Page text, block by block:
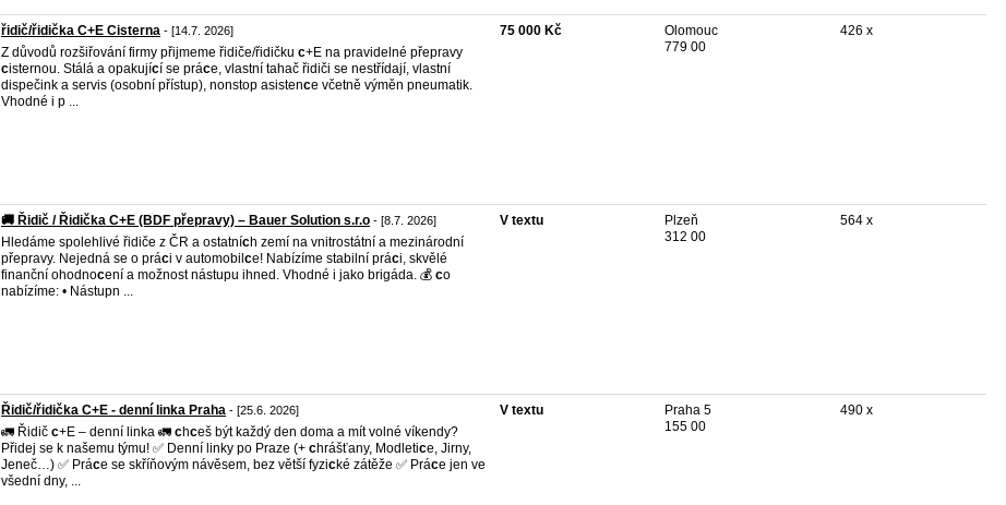
řidič/řidička C+E Cisterna - [14.7. 2026]
Z důvodů rozšiřování firmy přijmeme řidiče/řidičku c+E na pravidelné přepravy
cisternou. Stálá a opakující se práce, vlastní tahač řidiči se nestřídají, vlastní
dispečink a servis (osobní přístup), nonstop asistence včetně výměn pneumatik.
Vhodné i p ...
75 000 Kč
Olomouc
779 00
426 x
🚚 Řidič / Řidička C+E (BDF přepravy) – Bauer Solution s.r.o - [8.7. 2026]
Hledáme spolehlivé řidiče z ČR a ostatních zemí na vnitrostátní a mezinárodní
přepravy. Nejedná se o práci v automobil ce! Nabízíme stabilní práci, skvělé
finanční ohodnocení a možnost nástupu ihned. Vhodné i jako brigáda. 💰 co
nabízíme: • Nástupn ...
V textu
Plzeň
312 00
564 x
Řidič/řidička C+E - denní linka Praha - [25.6. 2026]
🚛 Řidič c+E – denní linka 🚛 chceš být každý den doma a mít volné víkendy?
Přidej se k našemu týmu! ✅ Denní linky po Praze (+ chrášťany, Modletice, Jirny,
Jeneč…) ✅ Práce se skříňovým návěsem, bez větší fyzické zátěže ✅ Práce jen ve
všední dny, ...
V textu
Praha 5
155 00
490 x